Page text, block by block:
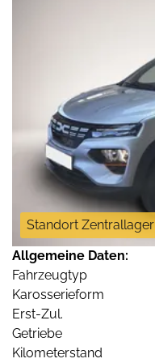
Standort Zentrallager
Allgemeine Daten:
Fahrzeugtyp
Karosserieform
Erst-Zul.
Getriebe
Kilometerstand